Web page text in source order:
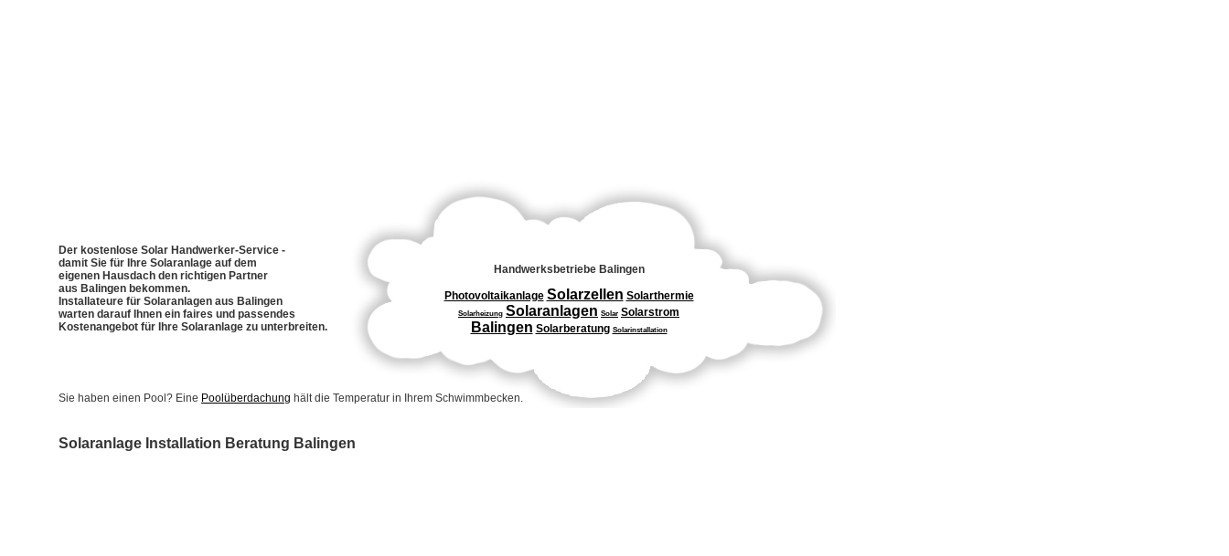
Der kostenlose Solar Handwerker-Service -
damit Sie für Ihre Solaranlage auf dem
eigenen Hausdach den richtigen Partner
aus Balingen bekommen.
Installateure für Solaranlagen aus Balingen
warten darauf Ihnen ein faires und passendes
Kostenangebot für Ihre Solaranlage zu unterbreiten.
Handwerksbetriebe Balingen
Photovoltaikanlage Solarzellen Solarthermie
Solarheizung Solaranlagen Solar Solarstrom
Balingen Solarberatung Solarinstallation
Sie haben einen Pool? Eine Poolüberdachung hält die Temperatur in Ihrem Schwimmbecken.
Solaranlage Installation Beratung Balingen